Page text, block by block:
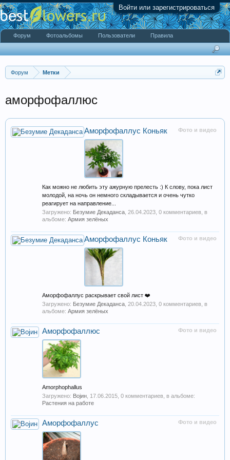
Войти или зарегистрироваться
Форум Метки
аморфофаллюс
Фото и видео
Аморфофаллус Коньяк
Как можно не любить эту ажурную прелесть :) К слову, пока лист
молодой, на ночь он немного складывается и очень чутко
реагирует на направление...
Загружено: Безумие Декаданса 26.04.2023 , 0 комментариев, в
альбоме: Армия зелёных
Фото и видео
Аморфофаллус Коньяк
Аморфофаллус раскрывает свой лист ❤️
Загружено: Безумие Декаданса 20.04.2023 , 0 комментариев, в
альбоме: Армия зелёных
Фото и видео
Аморфофаллюс
Amorphophallus
Загружено: Војин 17.06.2015 , 0 комментариев, в альбоме:
Растения на работе
Фото и видео
Аморфофаллус
Форум Фотоальбомы Пользователи Правила